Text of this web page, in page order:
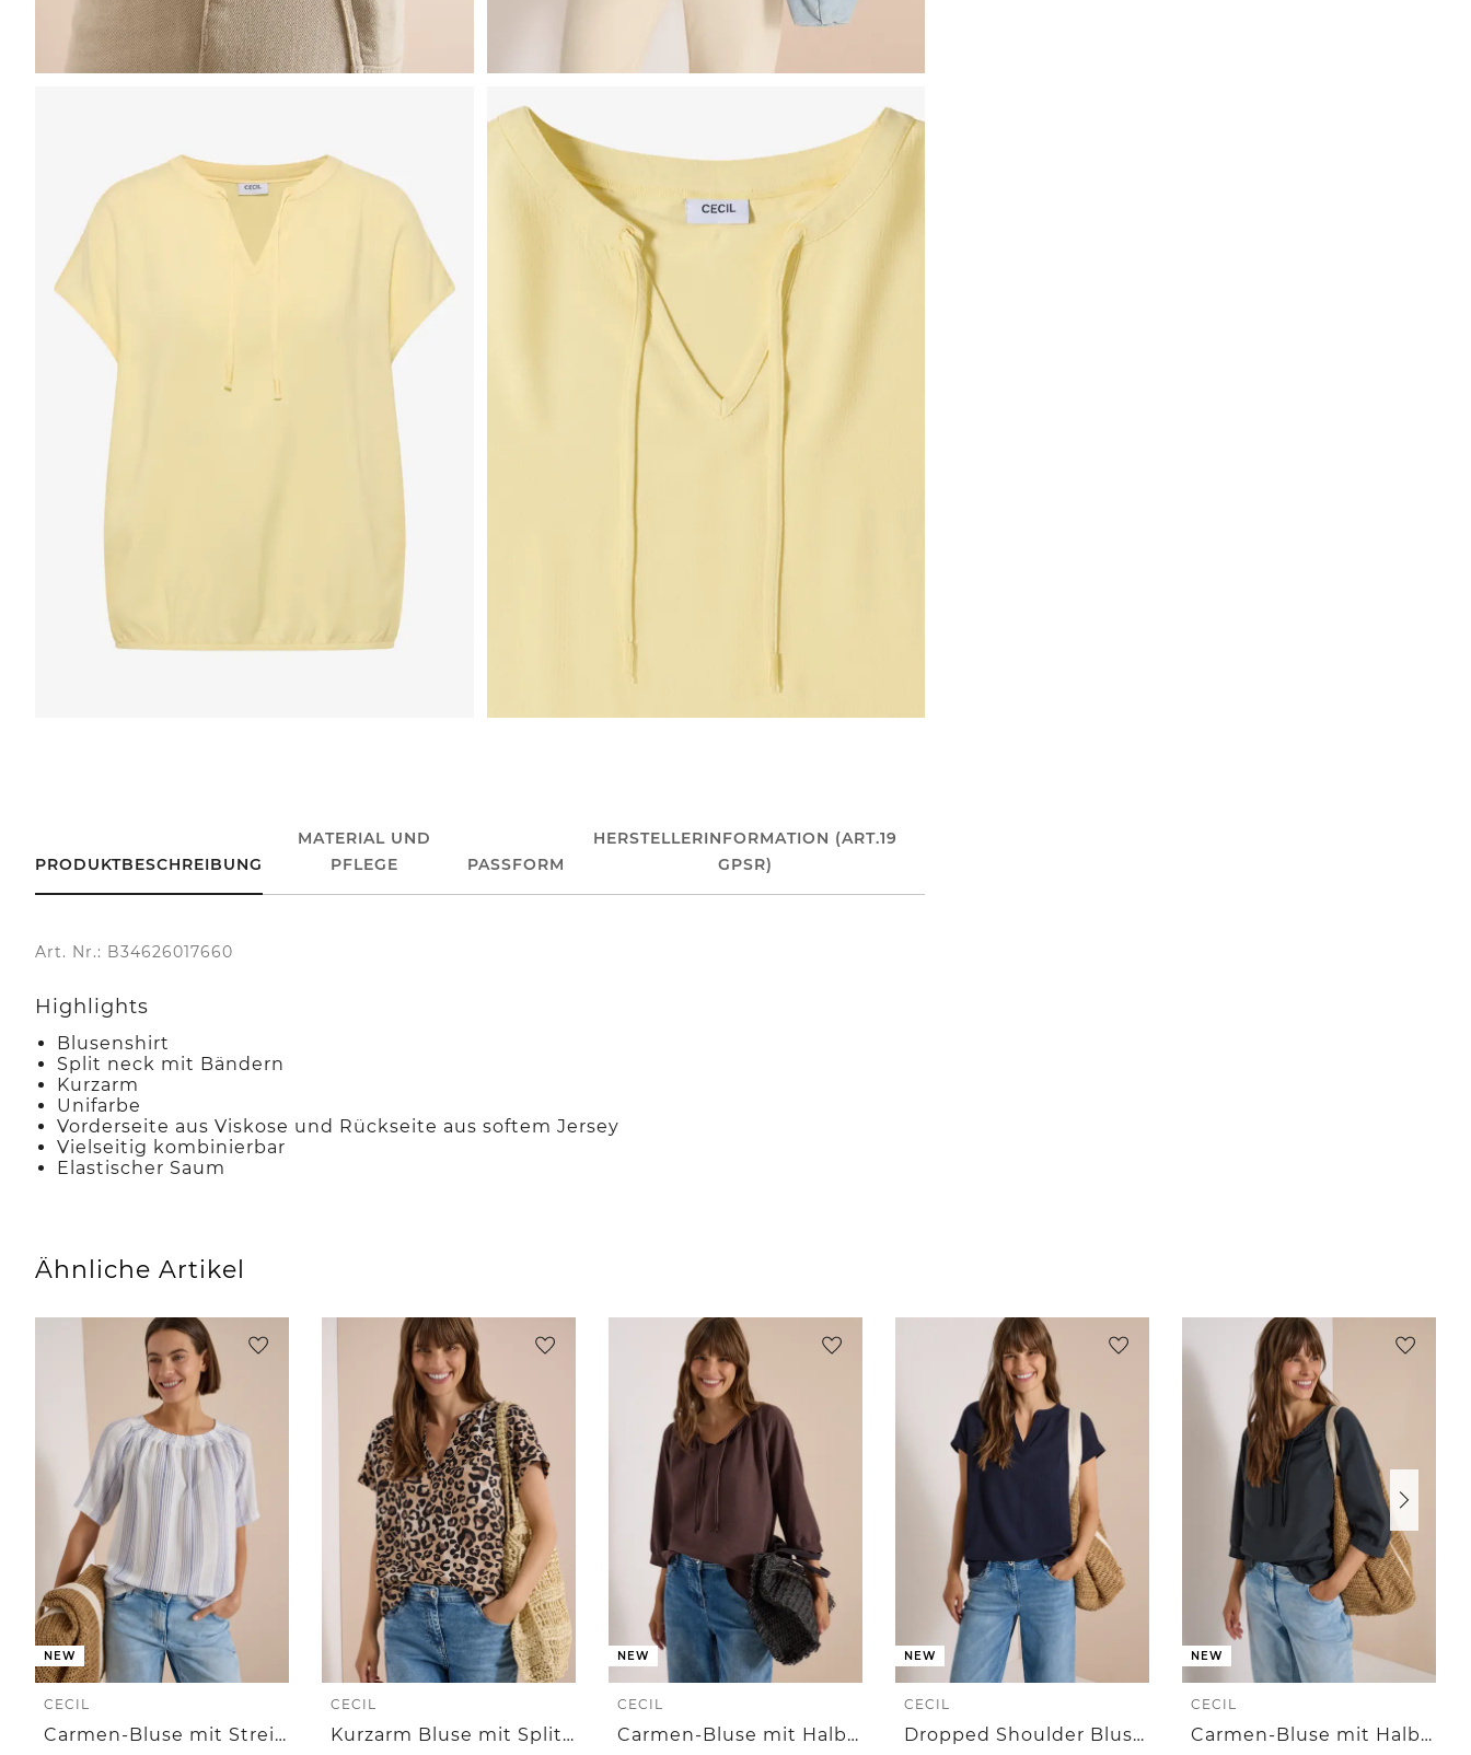
PRODUKTBESCHREIBUNG
MATERIAL UND
PFLEGE
PASSFORM
HERSTELLERINFORMATION (ART.19
GPSR)
Art. Nr.: B34626017660
Highlights
Blusenshirt
Split neck mit Bändern
Kurzarm
Unifarbe
Vorderseite aus Viskose und Rückseite aus softem Jersey
Vielseitig kombinierbar
Elastischer Saum
Ähnliche Artikel
NEW
CECIL
Carmen-Bluse mit Streifenmuster
CECIL
Kurzarm Bluse mit Split Neck und Leo-Print
NEW
CECIL
Carmen-Bluse mit Halbarm und Bändern
NEW
CECIL
Dropped Shoulder Blusenshirt mit Struktur
NEW
CECIL
Carmen-Bluse mit Halbarm und Bändern